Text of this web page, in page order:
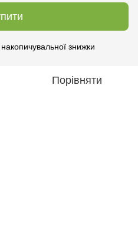
знижки
Порівняти